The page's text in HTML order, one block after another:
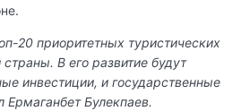
20 приоритетных туристических
В его развитие будут
инвестиции, и государственные
Ермаганбет Булекпаев.